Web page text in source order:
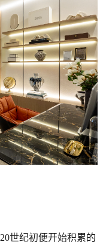
20世纪初便开始积累的